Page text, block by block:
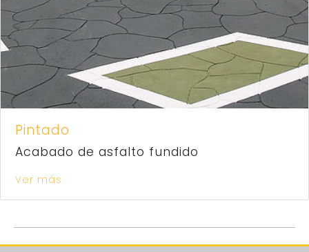
Pintado
Acabado de asfalto fundido
Ver más